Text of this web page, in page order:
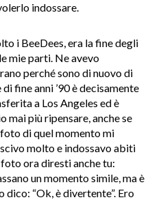
indossare.
i BeeDees, era la fine degli
mie parti. Ne avevo
perché sono di nuovo di
fine anni ’90 è decisamente
a Los Angeles ed è
mai più ripensare, anche se
di quel momento mi
molto e indossavo abiti
ora diresti anche tu:
un momento simile, ma è
“Ok, è divertente”. Ero